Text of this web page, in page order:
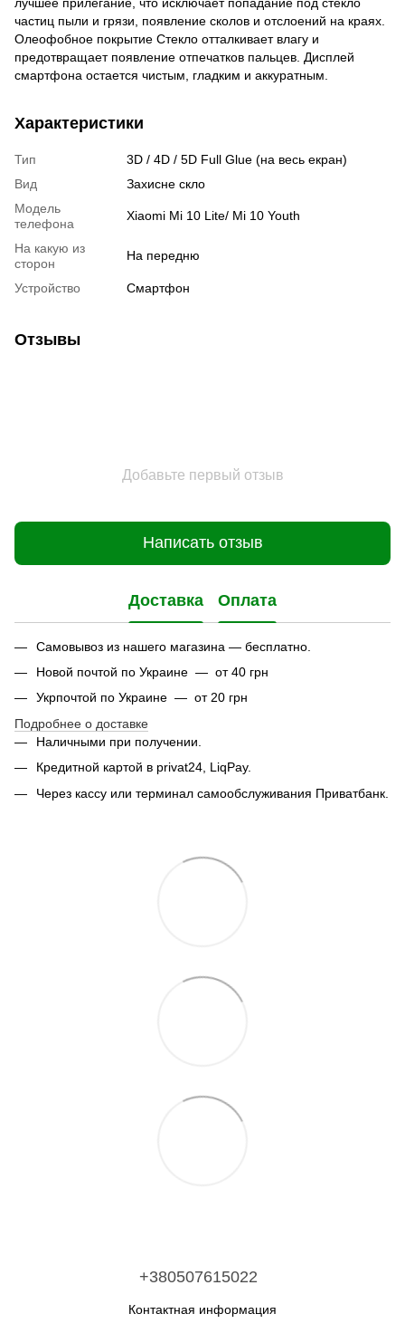
частиц пыли и грязи, появление сколов и отслоений на краях.
Олеофобное покрытие Стекло отталкивает влагу и
предотвращает появление отпечатков пальцев. Дисплей
смартфона остается чистым, гладким и аккуратным.
Характеристики
Тип
3D / 4D / 5D Full Glue (на весь екран)
Вид
Захисне скло
Модель
телефона
Xiaomi Mi 10 Lite/ Mi 10 Youth
На какую из
сторон
На передню
Устройство Смартфон
Отзывы
Добавьте первый отзыв
Написать отзыв
Доставка Оплата
Самовывоз из нашего магазина — бесплатно.
Новой почтой по Украине — от 40 грн
Укрпочтой по Украине — от 20 грн
Подробнее о доставке
Наличными при получении.
Кредитной картой в privat24, LiqPay.
Через кассу или терминал самообслуживания Приватбанк.
+380507615022
Контактная информация